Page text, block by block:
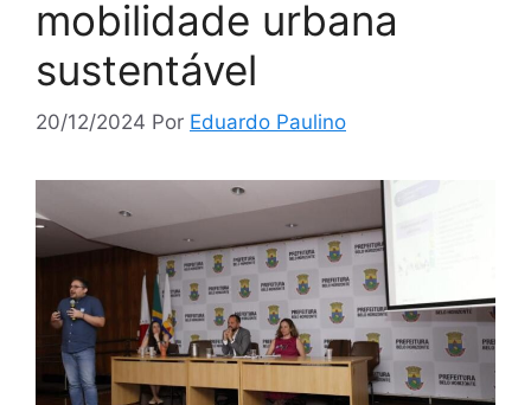
mobilidade urbana
sustentável
20/12/2024 Por Eduardo Paulino